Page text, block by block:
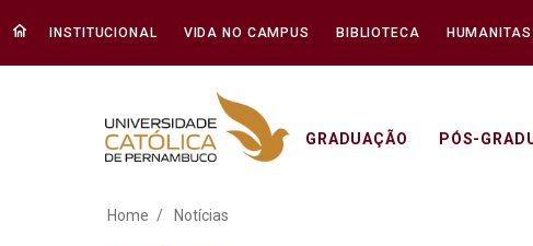
INSTITUCIONAL VIDA NO CAMPUS BIBLIOTECA HUMANITAS
GRADUAÇÃO PÓS-
Notícias - Unicap
Home Notícias